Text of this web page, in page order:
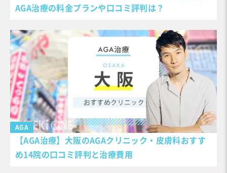
AGA治療の料金プランや口コミ評判は？
AGA
【AGA治療】大阪のAGAクリニック・皮膚科おすす
め14院の口コミ評判と治療費用